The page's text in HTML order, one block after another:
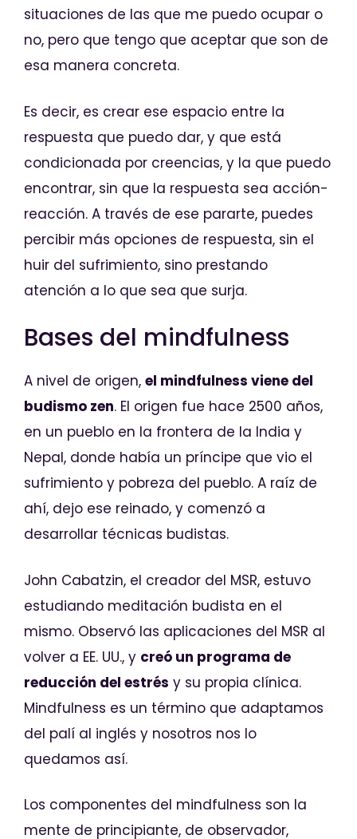
situaciones de las que me puedo ocupar o
no, pero que tengo que aceptar que son de
esa manera concreta.
Es decir, es crear ese espacio entre la
respuesta que puedo dar, y que está
condicionada por creencias, y la que puedo
encontrar, sin que la respuesta sea acción-
reacción. A través de ese pararte, puedes
percibir más opciones de respuesta, sin el
huir del sufrimiento, sino prestando
atención a lo que sea que surja.
Bases del mindfulness
A nivel de origen, el mindfulness viene del
budismo zen. El origen fue hace 2500 años,
en un pueblo en la frontera de la India y
Nepal, donde había un príncipe que vio el
sufrimiento y pobreza del pueblo. A raíz de
ahí, dejo ese reinado, y comenzó a
desarrollar técnicas budistas.
John Cabatzin, el creador del MSR, estuvo
estudiando meditación budista en el
mismo. Observó las aplicaciones del MSR al
volver a EE. UU., y creó un programa de
reducción del estrés y su propia clínica.
Mindfulness es un término que adaptamos
del palí al inglés y nosotros nos lo
quedamos así.
Los componentes del mindfulness son la
mente de principiante, de observador,